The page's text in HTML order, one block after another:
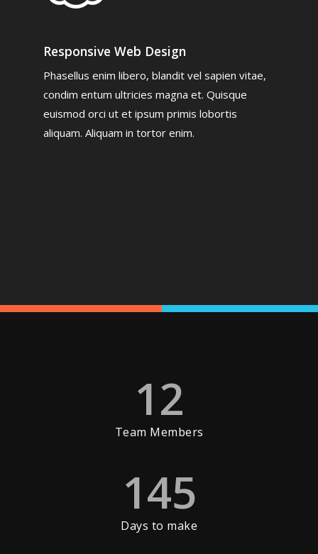
Responsive Web Design
Phasellus enim libero, blandit vel sapien vitae,
condim entum ultricies magna et. Quisque
euismod orci ut et ipsum primis lobortis
aliquam. Aliquam in tortor enim.
12
Team Members
145
Days to make